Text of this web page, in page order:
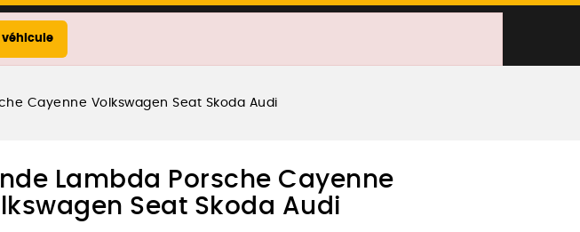
véhicule
Cayenne Volkswagen Seat Skoda Audi
Lambda Porsche Cayenne
Seat Skoda Audi